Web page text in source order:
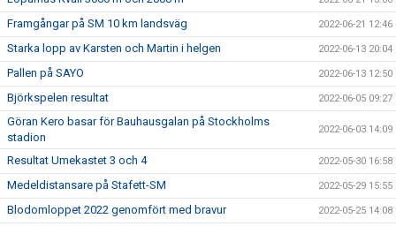
Framgångar på SM 10 km landsväg 2022-06-21 12:46
Starka lopp av Karsten och Martin i helgen 2022-06-13 20:04
Pallen på SAYO 2022-06-13 12:50
Björkspelen resultat 2022-06-05 09:27
Göran Kero basar för Bauhausgalan på Stockholms
stadion
2022-06-03 14:09
Resultat Umekastet 3 och 4 2022-05-30 16:58
Medeldistansare på Stafett-SM 2022-05-29 15:55
Blodomloppet 2022 genomfört med bravur 2022-05-25 14:08